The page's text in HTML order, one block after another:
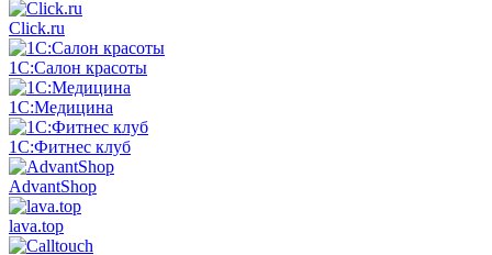
Click.ru
1С:Салон красоты
1С:Медицина
1С:Фитнес клуб
AdvantShop
lava.top